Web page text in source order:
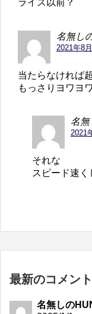
ライズ以前？
名無し
2021年8
当たらなければ
もっさりヨワヨ
名
2021
それな
スピード速く
最新のコメント
名無しの